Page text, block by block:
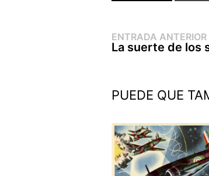
Navegación
de
ENTRADA ANTERIOR
La suerte de los
PUEDE QUE